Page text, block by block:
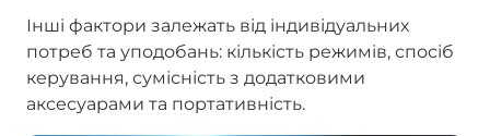
Інші фактори залежать від індивідуальних
потреб та уподобань: кількість режимів, спосіб
керування, сумісність з додатковими
аксесуарами та портативність.